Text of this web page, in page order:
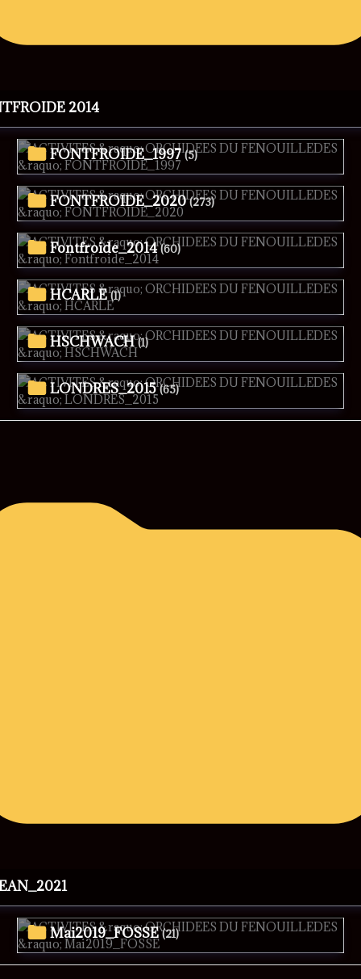
2014
FONTFROIDE_1997 (5)
FONTFROIDE_2020 (273)
Fontfroide_2014 (60)
HCARLE (1)
HSCHWACH (1)
LONDRES_2015 (65)
Mai2019_FOSSE (21)